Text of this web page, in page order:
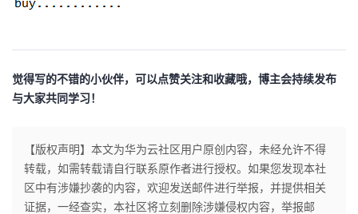
觉得写的不错的小伙伴，可以点赞关注和收藏哦，博主会持续发布
与大家共同学习！
【版权声明】本文为华为云社区用户原创内容，未经允许不得
转载，如需转载请自行联系原作者进行授权。如果您发现本社
区中有涉嫌抄袭的内容，欢迎发送邮件进行举报，并提供相关
证据，一经查实，本社区将立刻删除涉嫌侵权内容，举报邮